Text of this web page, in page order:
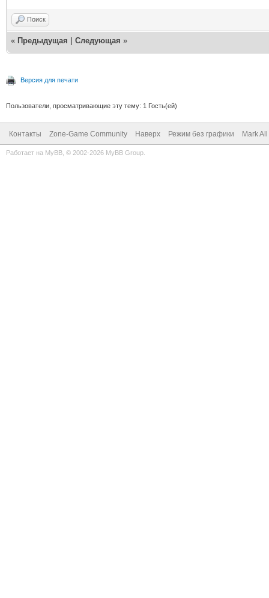
Поиск
« Предыдущая Следующая »
Версия для печати
Пользователи, просматривающие эту тему: 1 Гость(ей)
Контакты Zone-Game Community Наверх Режим без графики Mark
Работает на MyBB , © 2002-2026 MyBB Group